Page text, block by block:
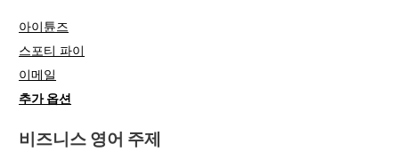
아이튠즈
스포티 파이
이메일
추가 옵션
비즈니스 영어 주제